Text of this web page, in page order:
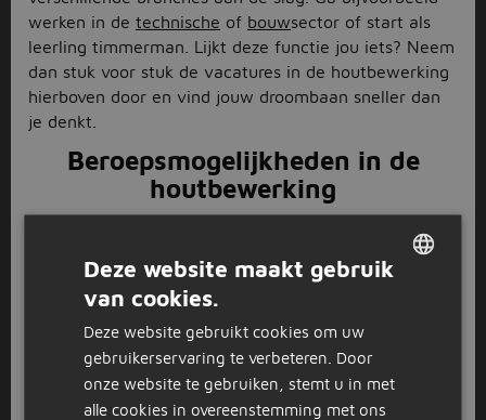
werken in de technische of bouwsector of start als
leerling timmerman. Lijkt deze functie jou iets? Neem
dan stuk voor stuk de vacatures in de houtbewerking
hierboven door en vind jouw droombaan sneller dan
je denkt.
Beroepsmogelijkheden in de
houtbewerking
Met de vacatures in de houtbewerking kun je alle
kanten op. Ga bijvoorbeeld werken als machinaal
houtbewerker
of startparttimeof fulltimeals
meubelspuiter bij een familiebedrijf. Zoek gericht
naar vacatures die bij jou passen door de filters aan
de linkerkant van deze pagina te gebruiken. Vul
bovenaan in het zoekvenster je woonplaats in en
bekijk de vacatures in de houtbewerking dichtbij huis.
Deze website maakt gebruik
van cookies.
Deze website gebruikt cookies om uw
gebruikerservaring te verbeteren. Door
onze website te gebruiken, stemt u in met
alle cookies in overeenstemming met ons